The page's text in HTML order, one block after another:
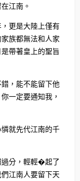
江南。
更是大陸上僅有
族都無法和人家
帶著皇上的聖旨
，能不能留下他
一定要通知我，
就先代江南的千
過分，輕輕�起了
江南人要留下天